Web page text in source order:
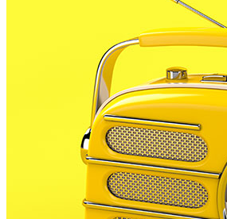
Lloguer corresponents al 2008.
Les persones que hagin subscrit
lloguer del seu habitatge abans
podran presentar la
mentre que les persones que
contracte després de l’1 de
el mes d’octubre.Aquestes
les persones que empadronades
del contracte de lloguer en vigor.
corrent de pagament de les